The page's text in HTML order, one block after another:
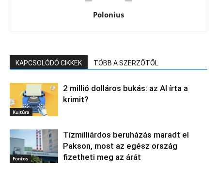
Polonius
KAPCSOLÓDÓ CIKKEK TÖBB A SZERZŐTŐL
Kultúra
2 millió dolláros bukás: az AI írta a
krimit?
Fontos
Tízmilliárdos beruházás maradt el
Pakson, most az egész ország
fizetheti meg az árát